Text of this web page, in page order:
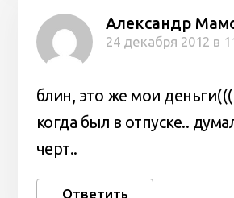
Александр
24 декабря 2012 в
блин, это же мои
когда был в отпуске..
черт..
Ответить